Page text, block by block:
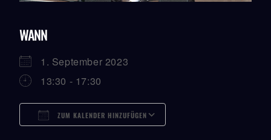
WANN
1. September 2023
13:30 - 17:30
ZUM KALENDER HINZUFÜGEN